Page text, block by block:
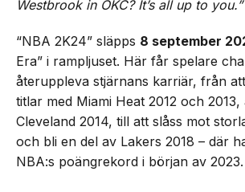
Westbrook in OKC? It’s all up to you.”
“NBA 2K24” släpps 8 september
Era” i rampljuset. Här får spelare
återuppleva stjärnans karriär, från
titlar med Miami Heat 2012 och
Cleveland 2014, till att slåss mot
och bli en del av Lakers 2018 – där
NBA:s poängrekord i början av 2023.